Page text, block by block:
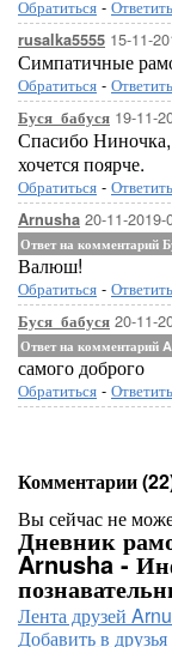
Обратиться - Ответить
rusalka5555 15-11-
Симпатичные
Обратиться - Ответить
Буся_бабуся 19-11-
Спасибо
хочется поярче.
Обратиться - Ответить
Arnusha 20-11-2019-
Ответ на комментарий
Валюш!
Обратиться - Ответить
Буся_бабуся 20-11-
Ответ на комментарий
самого доброго
Обратиться - Ответить
Комментарии
Вы сейчас не
Дневник
Arnusha -
Лента друзей
Добавить в друзья